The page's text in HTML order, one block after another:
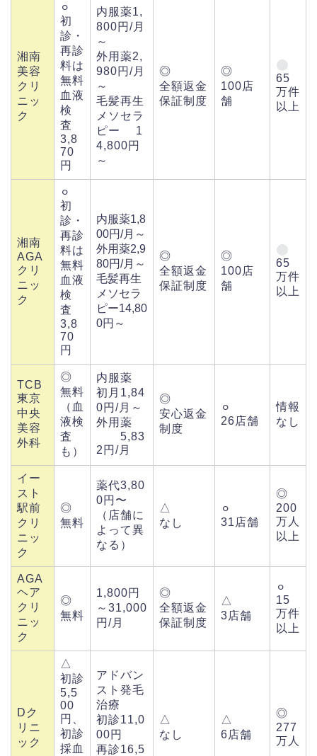
湘南
美容
クリ
ニッ
ク
⚪︎
初
診・
再診
料は
無料
血液
検
査
3,8
70
円
内服薬1,
800円/月
～
外用薬2,
980円/月
～
毛髪再生
メソセラ
ピー 1
4,800円
～
◎
全額返金
保証制度
◎
100店
舗
65
万件
以上
湘南
AGA
クリ
ニッ
ク
⚪︎
初
診・
再診
料は
無料
血液
検
査
3,8
70
円
内服薬1,8
00円/月～
外用薬2,9
80円/月～
毛髪再生
メソセラ
ピー14,80
0円～
◎
全額返金
保証制度
◎
100店
舗
65
万件
以上
TCB
東京
中央
美容
外科
◎
無料
（血
液検
査
も）
内服薬
初月1,84
0円/月～
外用薬
5,83
2円/月
◎
安心返金
制度
⚪︎
26店舗
情報
なし
イー
スト
駅前
クリ
ニッ
ク
◎
無料
薬代3,80
0円〜
（店舗に
よって異
なる）
△
なし
⚪︎
31店舗
◎
200
万人
以上
AGA
ヘア
クリ
ニッ
ク
◎
無料
1,800円
～31,000
円/月
◎
全額返金
保証制度
△
3店舗
⚪︎
15
万件
以上
Dク
リニ
ック
△
初診
5,5
00
円、
初診
採血
アドバン
スト発毛
治療
初診11,0
00円
再診16,5
△
なし
△
6店舗
◎
277
万人